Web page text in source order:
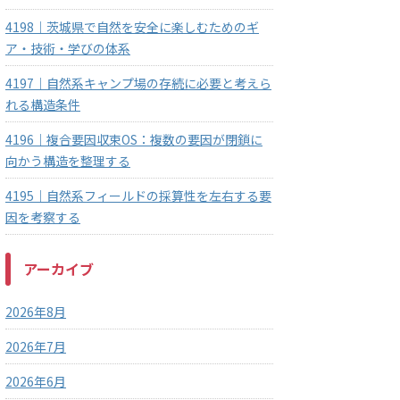
4198｜茨城県で自然を安全に楽しむためのギ
ア・技術・学びの体系
4197｜自然系キャンプ場の存続に必要と考えら
れる構造条件
4196｜複合要因収束OS：複数の要因が閉鎖に
向かう構造を整理する
4195｜自然系フィールドの採算性を左右する要
因を考察する
アーカイブ
2026年8月
2026年7月
2026年6月